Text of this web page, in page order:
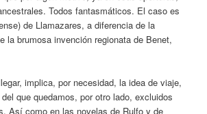
Todos fantasmáticos. El caso es
de Llamazares, a diferencia de la
la brumosa invención regionata de Benet,
implica, por necesidad, la idea de viaje,
que quedamos, por otro lado, excluidos
Así como en las novelas de Rulfo y de